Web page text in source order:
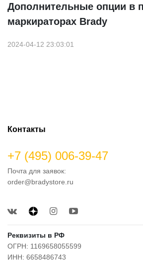
Дополнительные опции в
маркираторах Brady
2024-04-12 23:03:01
Контакты
+7 (495) 006-39-47
Почта для заявок:
order@bradystore.ru
Реквизиты в РФ
ОГРН: 1169658055599
ИНН: 6658486743